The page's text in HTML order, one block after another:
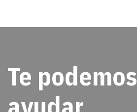
Te podemos